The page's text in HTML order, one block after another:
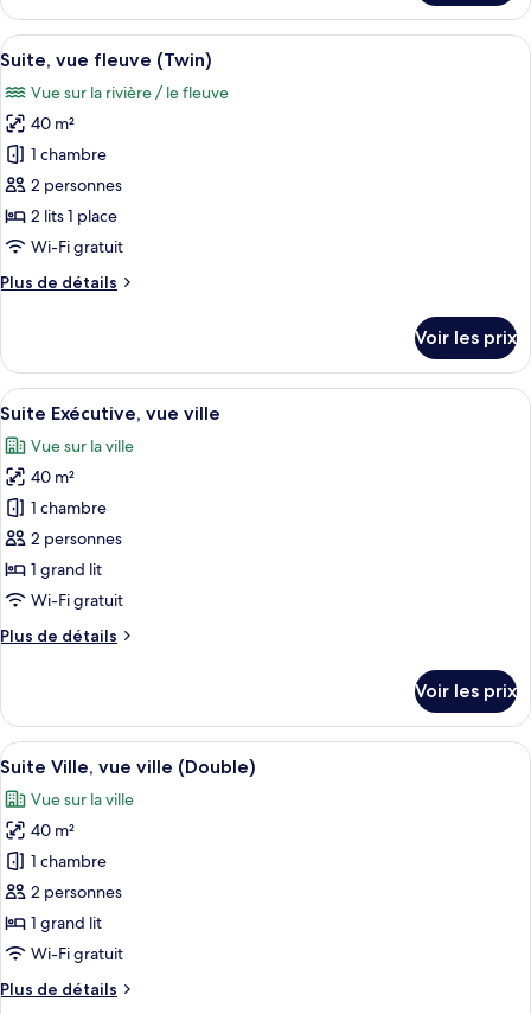
lits
jumeaux,
1
chambre,
vue
ville
le
type
de
Chambre
Supérieure
avec
lits
jumeaux,
chambre,
vue
Afficher
toutes
les
photos
pour
ce
type
de
chambre :
Suite,
(Twin)
Une chambre d’hôtel avec deux
5
Suite, vue fleuve (Twin)
Vue sur la rivière / le fleuve
40 m²
1 chambre
2 personnes
2 lits 1 place
Wi-Fi gratuit
Plus de détails
Plus
le
type
de
Suite,
vue
fleuve
(Twin)
Voir les prix
Afficher
toutes
les
photos
pour
ce
type
de
chambre :
Suite
ville
Une chambre d’hôtel avec un
5
Suite Exécutive, vue ville
Vue sur la ville
40 m²
1 chambre
2 personnes
1 grand lit
Wi-Fi gratuit
Plus de détails
Plus
le
type
de
Suite
Exécutive,
vue
ville
Voir les prix
Afficher
toutes
les
photos
pour
ce
type
de
chambre :
Suite
Une chambre d’hôtel avec un
5
Suite Ville, vue ville (Double)
Vue sur la ville
40 m²
1 chambre
2 personnes
1 grand lit
Wi-Fi gratuit
Plus de détails
Plus